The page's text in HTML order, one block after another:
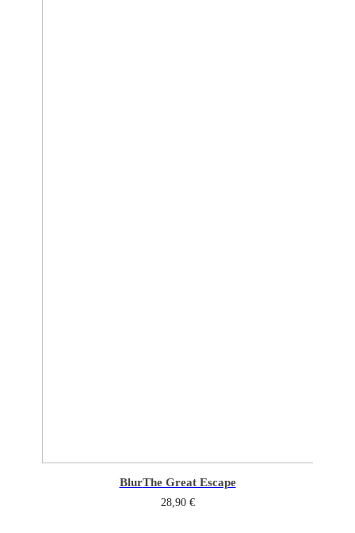
BlurThe Great Escape
28,90 €